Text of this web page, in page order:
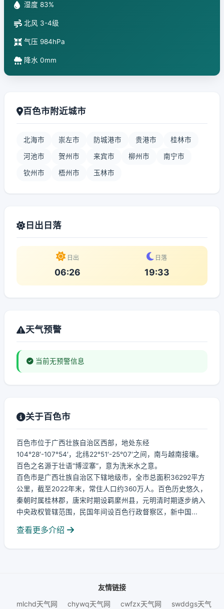
湿度 83%
北风 3-4级
气压 984hPa
降水 0mm
百色市附近城市
北海市 崇左市 防城港市 贵港市 桂林市
河池市 贺州市 来宾市 柳州市 南宁市
钦州市 梧州市 玉林市
日出日落
日出
06:26
日落
19:33
天气预警
当前无预警信息
关于百色市
百色市位于广西壮族自治区西部，地处东经
104°28′-107°54′，北纬22°51′-25°07′之间，南与越南接壤。
百色之名源于壮语“博涩寨”，意为洗米水之意。
百色市是广西壮族自治区下辖地级市，全市总面积36292平方
公里，截至2022年末，常住人口约360万人。百色历史悠久，
秦朝时属桂林郡，唐宋时期设羁縻州县，元明清时期逐步纳入
中央政权管辖范围，民国年间设百色行政督察区，新中国...
查看更多介绍
友情链接
mlchd天气网
chywq天气网 cwfzx天气网 swddgs天气